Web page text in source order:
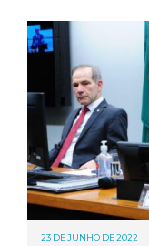
23 DE JUNHO DE 2022